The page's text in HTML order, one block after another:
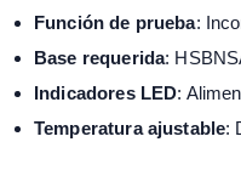
Función de prueba:
Base requerida:
Indicadores LED:
Temperatura ajustable: